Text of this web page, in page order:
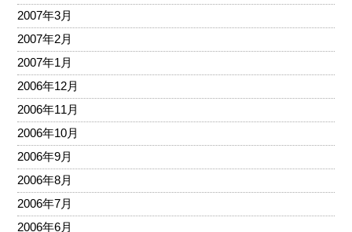
2007年3月
2007年2月
2007年1月
2006年12月
2006年11月
2006年10月
2006年9月
2006年8月
2006年7月
2006年6月